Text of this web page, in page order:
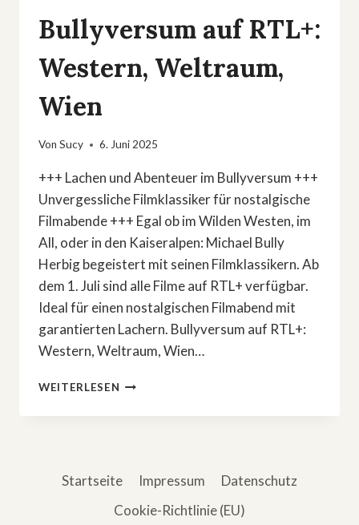
Bullyversum auf RTL+:
Western, Weltraum,
Wien
Von Sucy 6. Juni 2025
+++ Lachen und Abenteuer im Bullyversum +++
Unvergessliche Filmklassiker für nostalgische
Filmabende +++ Egal ob im Wilden Westen, im
All, oder in den Kaiseralpen: Michael Bully
Herbig begeistert mit seinen Filmklassikern. Ab
dem 1. Juli sind alle Filme auf RTL+ verfügbar.
Ideal für einen nostalgischen Filmabend mit
garantierten Lachern. Bullyversum auf RTL+:
Western, Weltraum, Wien…
WEITERLESEN BULLYVERSUM
RTL+:
Startseite Impressum
Datenschutz
Cookie-Richtlinie (EU)